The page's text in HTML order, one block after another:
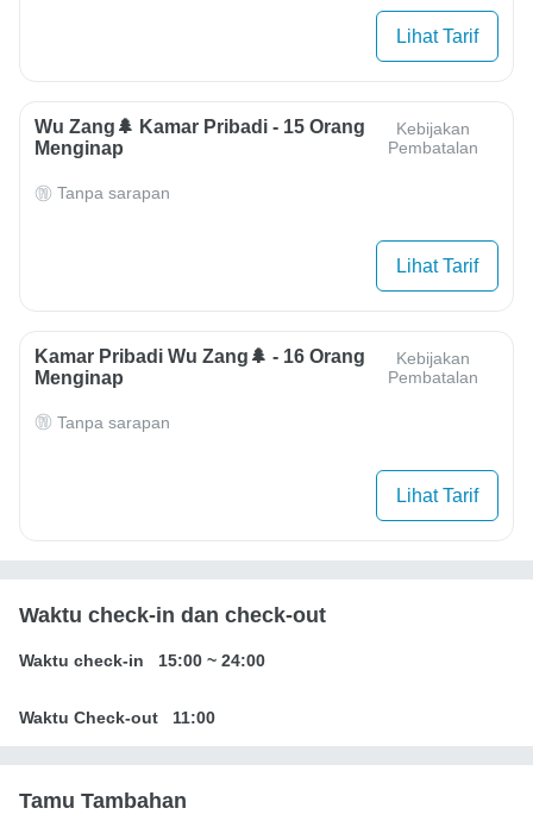
Lihat Tarif
Wu Zang🌲 Kamar Pribadi - 15 Orang
Menginap
Kebijakan
Pembatalan
Tanpa sarapan
Lihat Tarif
Kamar Pribadi Wu Zang🌲 - 16 Orang
Menginap
Kebijakan
Pembatalan
Tanpa sarapan
Lihat Tarif
Waktu check-in dan check-out
Waktu check-in 15:00 ~ 24:00
Waktu Check-out 11:00
Tamu Tambahan